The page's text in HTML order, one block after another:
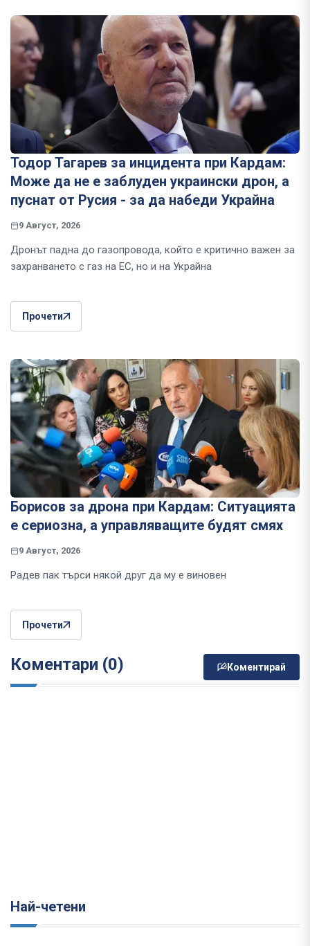
Тодор Тагарев за инцидента при Кардам:
Може да не е заблуден украински дрон, а
пуснат от Русия - за да набеди Украйна
9 Август, 2026
Дронът падна до газопровода, който е критично важен за
захранването с газ на ЕС, но и на Украйна
Прочети
Борисов за дрона при Кардам: Ситуацията
е сериозна, а управляващите будят смях
9 Август, 2026
Радев пак търси някой друг да му е виновен
Прочети
Коментари (0) Коментирай
Най-четени